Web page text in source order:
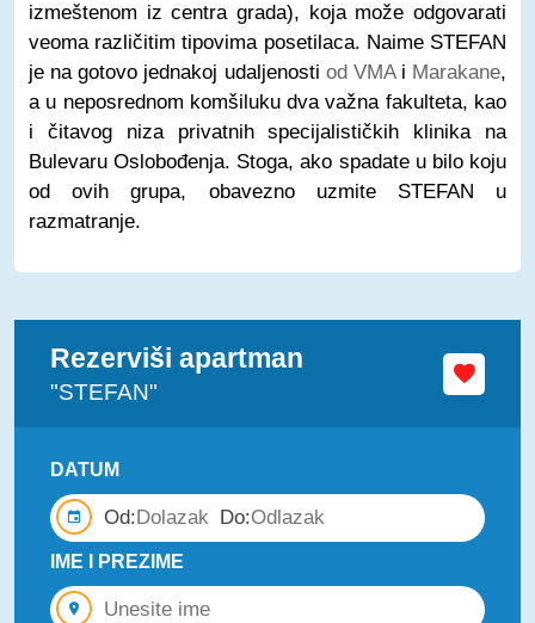
Rezerviši apartman
"STEFAN"
DATUM
Od: Do:
IME I PREZIME
izmeštenom iz centra grada), koja može odgovarati
veoma različitim tipovima posetilaca. Naime STEFAN
je na gotovo jednakoj udaljenosti od VMAi Marakane,
a u neposrednom komšiluku dva važna fakulteta, kao
i čitavog niza privatnih specijalističkih klinika na
Bulevaru Oslobođenja. Stoga, ako spadate u bilo koju
od ovih grupa, obavezno uzmite STEFAN u
razmatranje.